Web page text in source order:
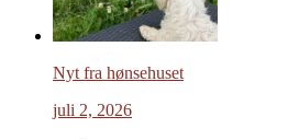
Nyt fra hønsehuset
juli 2, 2026